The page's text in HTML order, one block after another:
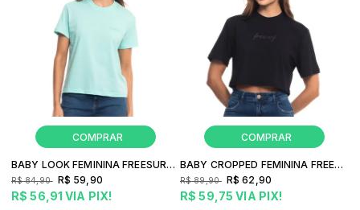
BABY LOOK FEMININA FREESURF ACQUA
R$ 56,91 VIA PIX!
R$ 84,90 R$ 59,90
BABY CROPPED FEMININA FREESURF FREE
R$ 59,75 VIA PIX!
R$ 89,90 R$ 62,90